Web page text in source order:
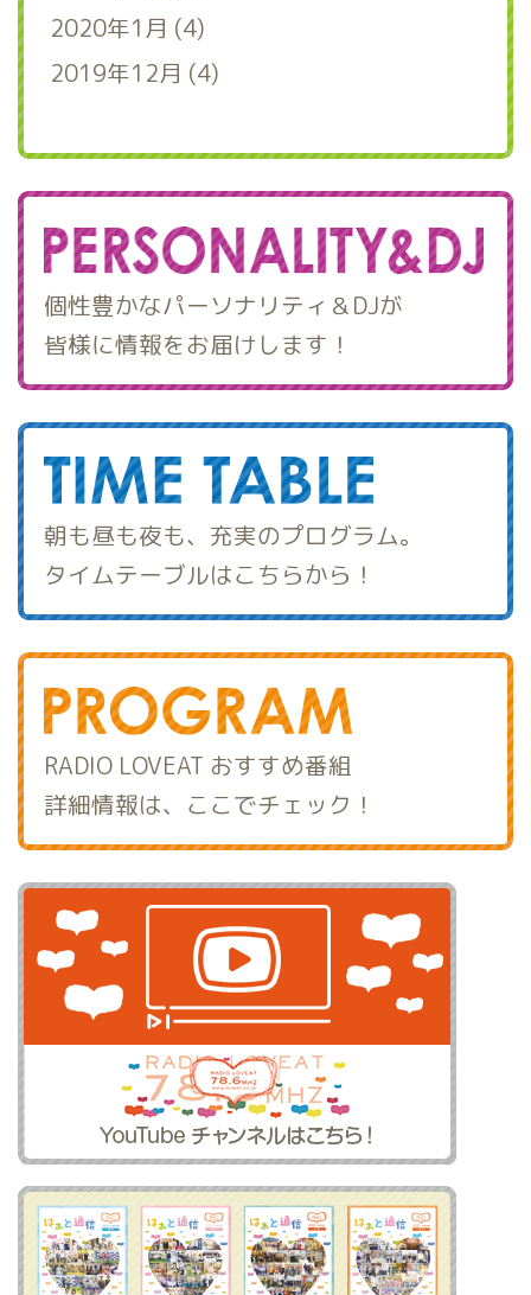
2020年1月 (4)
2019年12月 (4)
個性豊かなパーソナリティ＆DJが
皆様に情報をお届けします！
朝も昼も夜も、充実のプログラム。
タイムテーブルはこちらから！
RADIO LOVEAT おすすめ番組
詳細情報は、ここでチェック！